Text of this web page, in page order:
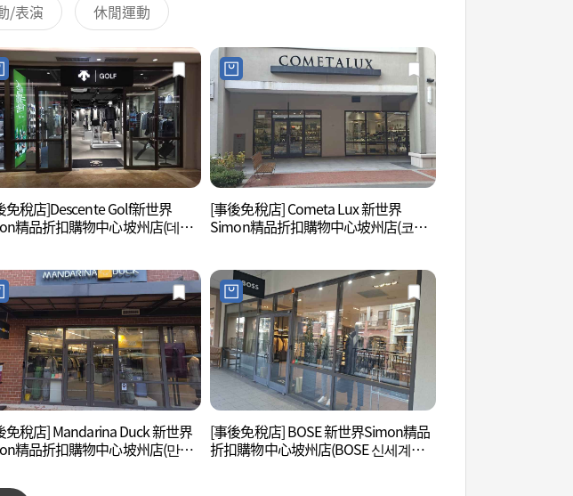
/表演 休閒運動
免稅店]Descente Golf新世界
精品折扣購物中心坡州店(데상
[事後免稅店] Cometa Lux 新世界
Simon精品折扣購物中心坡州店(코메
免稅店] Mandarina Duck 新世界
精品折扣購物中心坡州店(만다
)
[事後免稅店] BOSE 新世界Simon精品
折扣購物中心坡州店(BOSE 신세계사